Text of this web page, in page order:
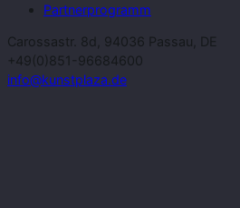
Partnerprogramm
Carossastr. 8d, 94036 Passau, DE
+49(0)851-96684600
info@kunstplaza.de